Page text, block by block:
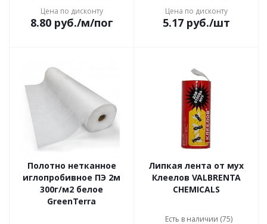
Цена по дисконту
8.80руб./м/пог
Цена по дисконту
5.17руб./шт
Полотно нетканное
иглопробивное ПЭ 2м
300г/м2 белое
GreenTerra
Липкая лента от мух
Клеелов VALBRENTA
CHEMICALS
Есть в наличии (75)